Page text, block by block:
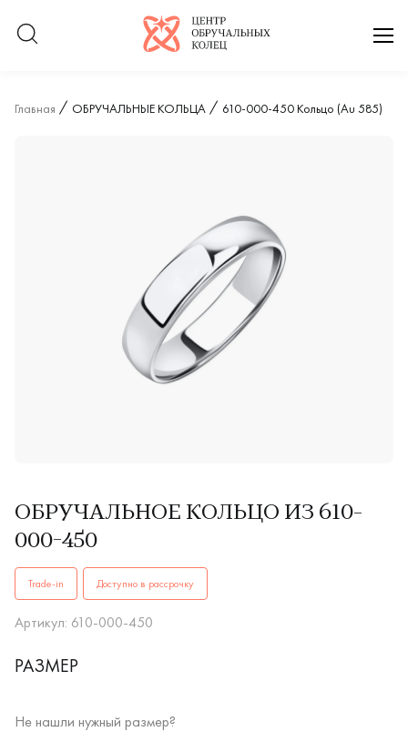
Логотип компании
Главная ОБРУЧАЛЬНЫЕ КОЛЬЦА 610-000-450 Кольцо (Au 585)
ОБРУЧАЛЬНОЕ КОЛЬЦО ИЗ 610-
000-450
ОБРУЧАЛЬНЫЕ КОЛЬЦА610-000-450купить в Иркутске. ✔️
Trade-in Доступно в рассрочку
Артикул: 610-000-450
РАЗМЕР
Не нашли нужный размер?